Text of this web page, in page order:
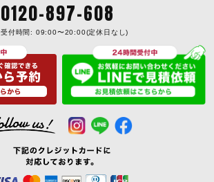
0120-897-608
受付時間: 09:00〜20:00(定休日なし)